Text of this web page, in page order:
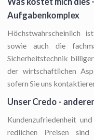
Aufgabenkomplex
Höchstwahrscheinlich
sowie auch die
Sicherheitstechnik
der wirtschaftlichen
sofern Sie uns
Unser Credo -
Kundenzufriedenheit
redlichen Preisen